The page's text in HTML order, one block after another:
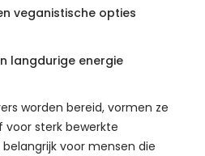
veganistische opties
langdurige energie
worden bereid, vormen ze
voor sterk bewerkte
voor mensen die